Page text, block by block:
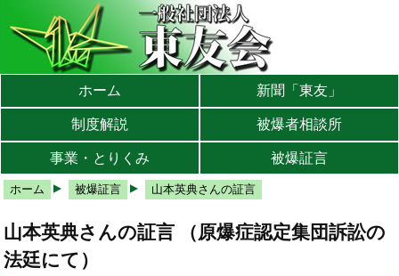
メインメニューへ
サブメニューへ
現在地ナビ（パンくずリスト）へ
ホーム 新聞「東友」
制度解説 被爆者相談所
事業・とりくみ 被爆証言
ホーム 被爆証言 山本英典さんの証言
山本英典さんの証言 （原爆症認定集団訴訟の
法廷にて）